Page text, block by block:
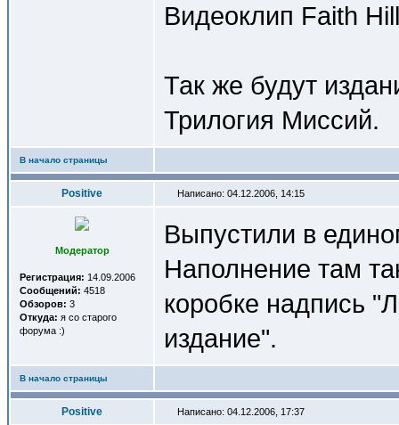
Видеоклип Faith
Так же будут
Трилогия Миссий.
В начало страницы
Positive Написано: 04.12.2006, 14:15
Модератор
Регистрация: 14.09.2006
Сообщений: 4518
Обзоров: 3
Откуда: я со старого
форума :)
Выпустили в
Наполнение там
коробке надпись
издание".
В начало страницы
Positive Написано: 04.12.2006, 17:37